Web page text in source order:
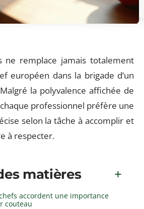
ne remplace jamais totalement
européen dans la brigade d’un
la polyvalence affichée de
professionnel préfère une
selon la tâche à accomplir et
à respecter.
matières
accordent une importance
couteau